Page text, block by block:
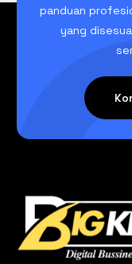
panduan
yang